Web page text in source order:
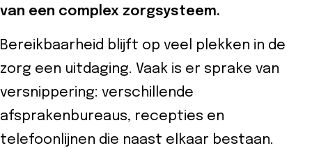
van een complex zorgsysteem.
Bereikbaarheid blijft op veel plekken in de
zorg een uitdaging. Vaak is er sprake van
versnippering: verschillende
afsprakenbureaus, recepties en
telefoonlijnen die naast elkaar bestaan.